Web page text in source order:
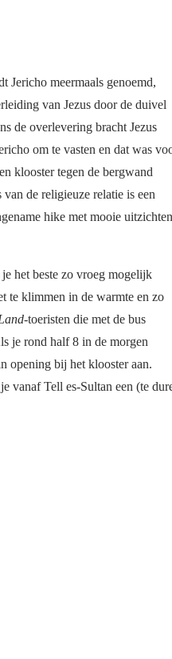
Jericho meermaals genoemd,
van Jezus door de duivel
de overlevering bracht Jezus
om te vasten en dat was
klooster tegen de bergwand
de religieuze relatie is een
hike met mooie uitzichten
het beste zo vroeg mogelijk
te klimmen in de warmte en zo
-toeristen die met de bus
je rond half 8 in de morgen
opening bij het klooster aan.
vanaf Tell es-Sultan een (te